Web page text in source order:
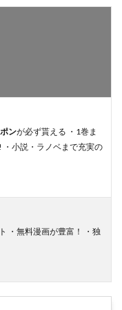
ンが必ず貰える ・1巻ま
独